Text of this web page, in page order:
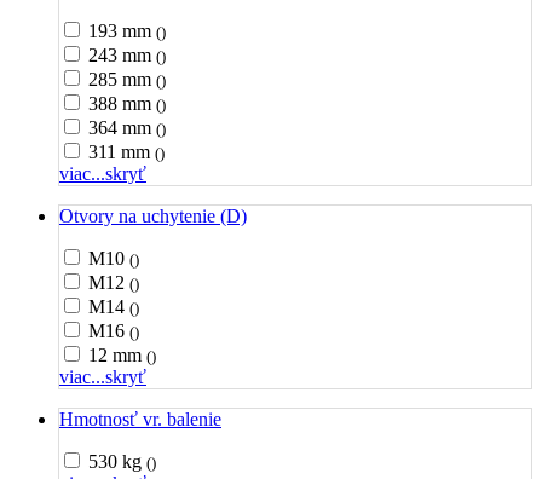
193 mm ()
243 mm ()
285 mm ()
388 mm ()
364 mm ()
311 mm ()
viac...skryť
Otvory na uchytenie (D)
M10 ()
M12 ()
M14 ()
M16 ()
12 mm ()
viac...skryť
Hmotnosť vr. balenie
530 kg ()